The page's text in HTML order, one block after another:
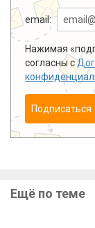
email:
Нажимая
согласны с
Подписаться
Ещё по теме